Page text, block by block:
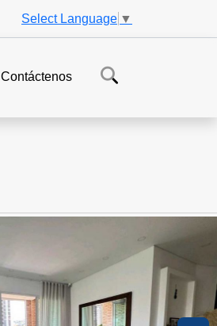
Select Language ▼
Contáctenos